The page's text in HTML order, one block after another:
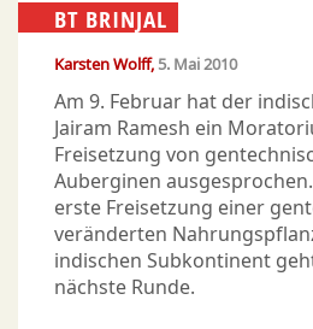
BT BRINJAL
Karsten Wolff 5. Mai 2010
Am 9. Februar hat der
Jairam Ramesh ein
Freisetzung von
Auberginen
erste Freisetzung einer
veränderten
indischen Subkontinent
nächste Runde.